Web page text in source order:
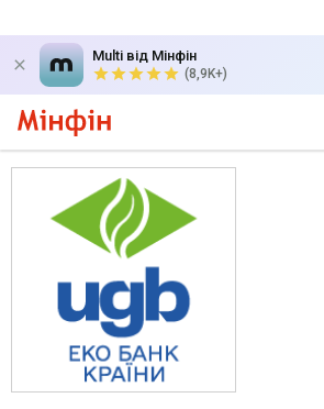
Multi від Мінфін
(8,9K+)